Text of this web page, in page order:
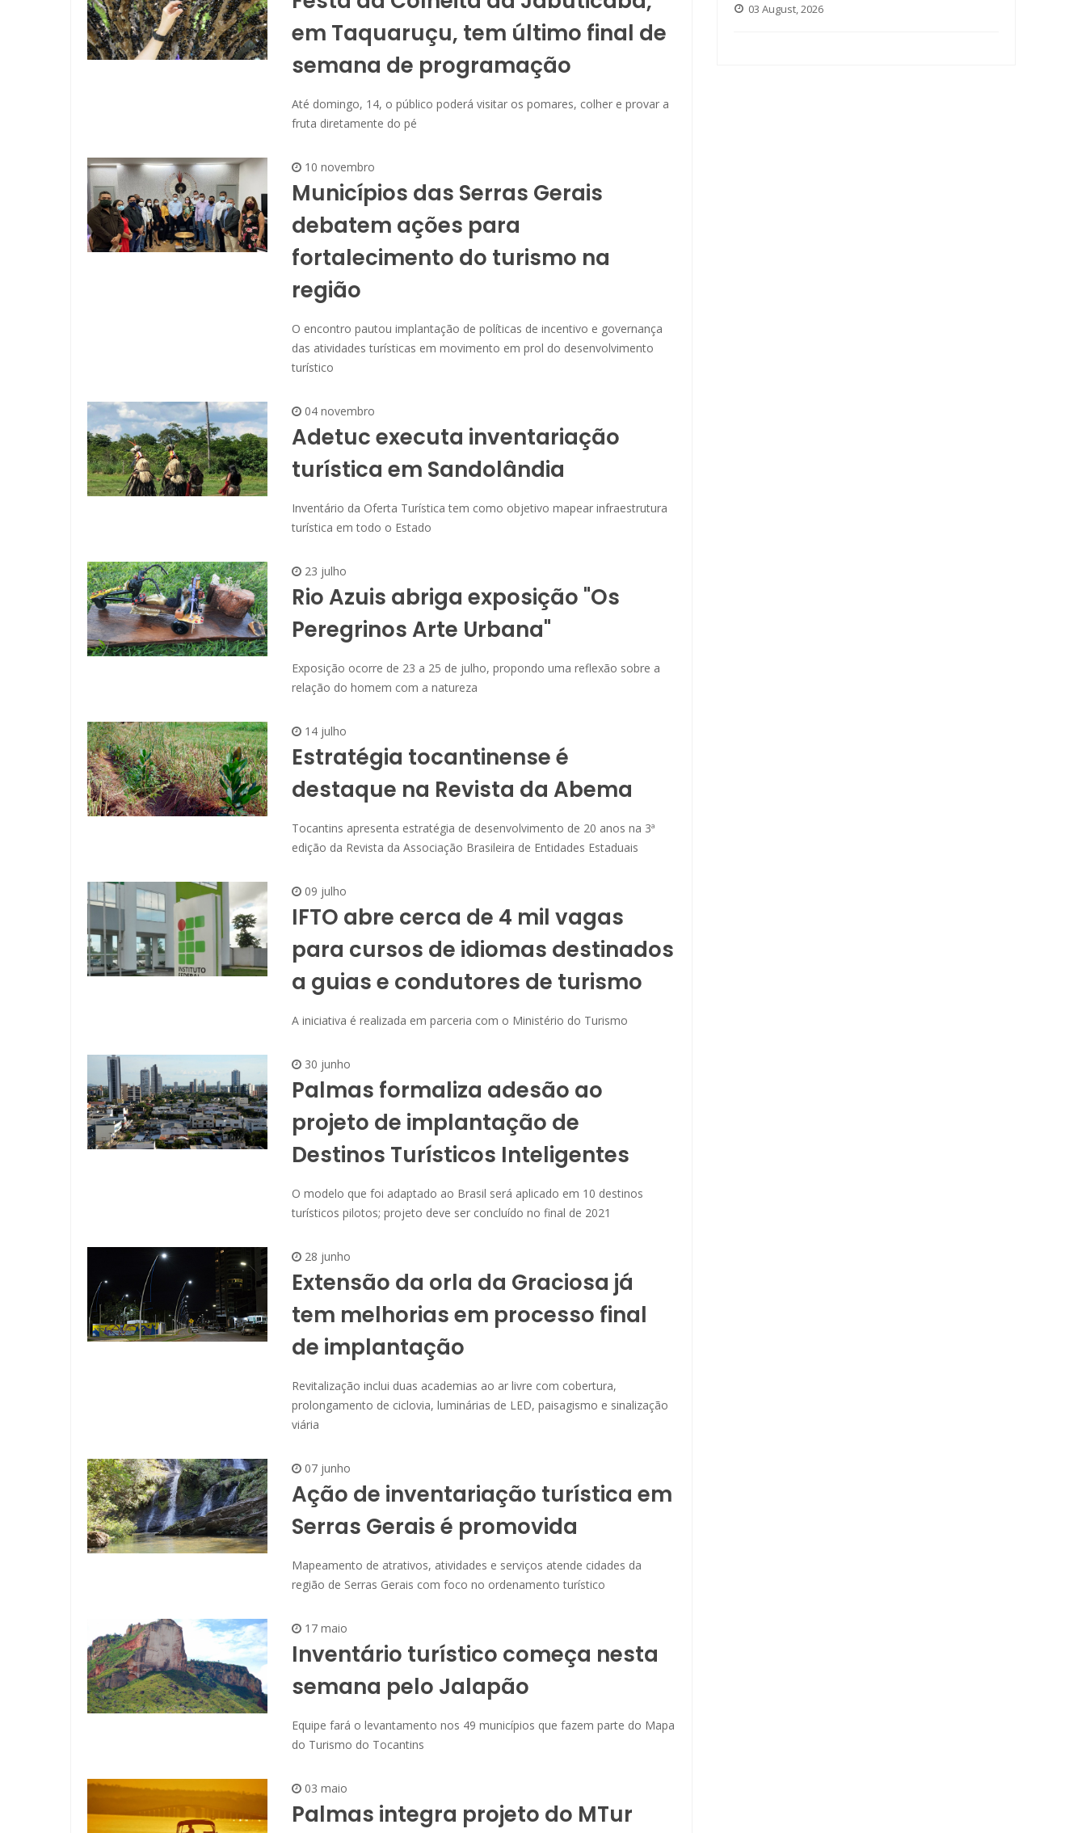
em Taquaruçu, tem último final de
semana de programação
Até domingo, 14, o público poderá visitar os pomares, colher e provar a
fruta diretamente do pé
10 novembro
Municípios das Serras Gerais
debatem ações para
fortalecimento do turismo na
região
O encontro pautou implantação de políticas de incentivo e governança
das atividades turísticas em movimento em prol do desenvolvimento
turístico
04 novembro
Adetuc executa inventariação
turística em Sandolândia
Inventário da Oferta Turística tem como objetivo mapear infraestrutura
turística em todo o Estado
23 julho
Rio Azuis abriga exposição "Os
Peregrinos Arte Urbana"
Exposição ocorre de 23 a 25 de julho, propondo uma reflexão sobre a
relação do homem com a natureza
14 julho
Estratégia tocantinense é
destaque na Revista da Abema
Tocantins apresenta estratégia de desenvolvimento de 20 anos na 3ª
edição da Revista da Associação Brasileira de Entidades Estaduais
09 julho
IFTO abre cerca de 4 mil vagas
para cursos de idiomas destinados
a guias e condutores de turismo
A iniciativa é realizada em parceria com o Ministério do Turismo
30 junho
Palmas formaliza adesão ao
projeto de implantação de
Destinos Turísticos Inteligentes
O modelo que foi adaptado ao Brasil será aplicado em 10 destinos
turísticos pilotos; projeto deve ser concluído no final de 2021
28 junho
Extensão da orla da Graciosa já
tem melhorias em processo final
de implantação
Revitalização inclui duas academias ao ar livre com cobertura,
prolongamento de ciclovia, luminárias de LED, paisagismo e sinalização
viária
07 junho
Ação de inventariação turística em
Serras Gerais é promovida
Mapeamento de atrativos, atividades e serviços atende cidades da
região de Serras Gerais com foco no ordenamento turístico
17 maio
Inventário turístico começa nesta
semana pelo Jalapão
Equipe fará o levantamento nos 49 municípios que fazem parte do Mapa
do Turismo do Tocantins
03 maio
Palmas integra projeto do MTur
03 August, 2026